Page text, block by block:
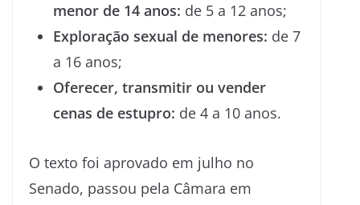
menor de 14 anos: de 5 a 12 anos;
Exploração sexual de menores: de 7
a 16 anos;
Oferecer, transmitir ou vender
cenas de estupro: de 4 a 10 anos.
O texto foi aprovado em julho no
Senado, passou pela Câmara em